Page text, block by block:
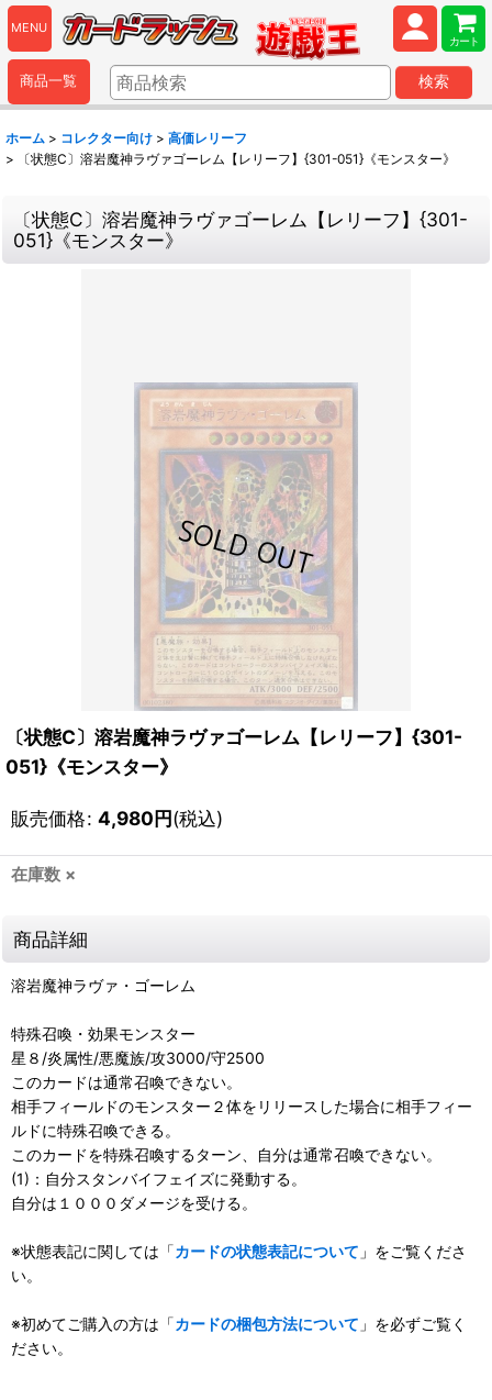
MENU
カート
商品一覧 検索
ホーム > コレクター向け > 高価レリーフ
>
〔状態C〕溶岩魔神ラヴァゴーレム【レリーフ】{301-051}《モンスター》
〔状態C〕溶岩魔神ラヴァゴーレム【レリーフ】{301-
051}《モンスター》
〔状態C〕溶岩魔神ラヴァゴーレム【レリーフ】{301-
051}《モンスター》
販売価格: 4,980円(税込)
在庫数 ×
商品詳細
溶岩魔神ラヴァ・ゴーレム
特殊召喚・効果モンスター
星８/炎属性/悪魔族/攻3000/守2500
このカードは通常召喚できない。
相手フィールドのモンスター２体をリリースした場合に相手フィー
ルドに特殊召喚できる。
このカードを特殊召喚するターン、自分は通常召喚できない。
(1)：自分スタンバイフェイズに発動する。
自分は１０００ダメージを受ける。
※状態表記に関しては「カードの状態表記について 」をご覧くださ
い。
※初めてご購入の方は「カードの梱包方法について 」を必ずご覧く
ださい。